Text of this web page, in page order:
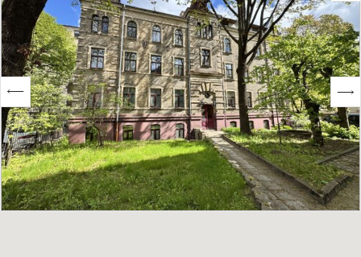
НЕДВИЖИМОСТЬ
УСЛУГИ
ВИД НА ЖИТЕЛЬСТВО
КОНТАКТЫ